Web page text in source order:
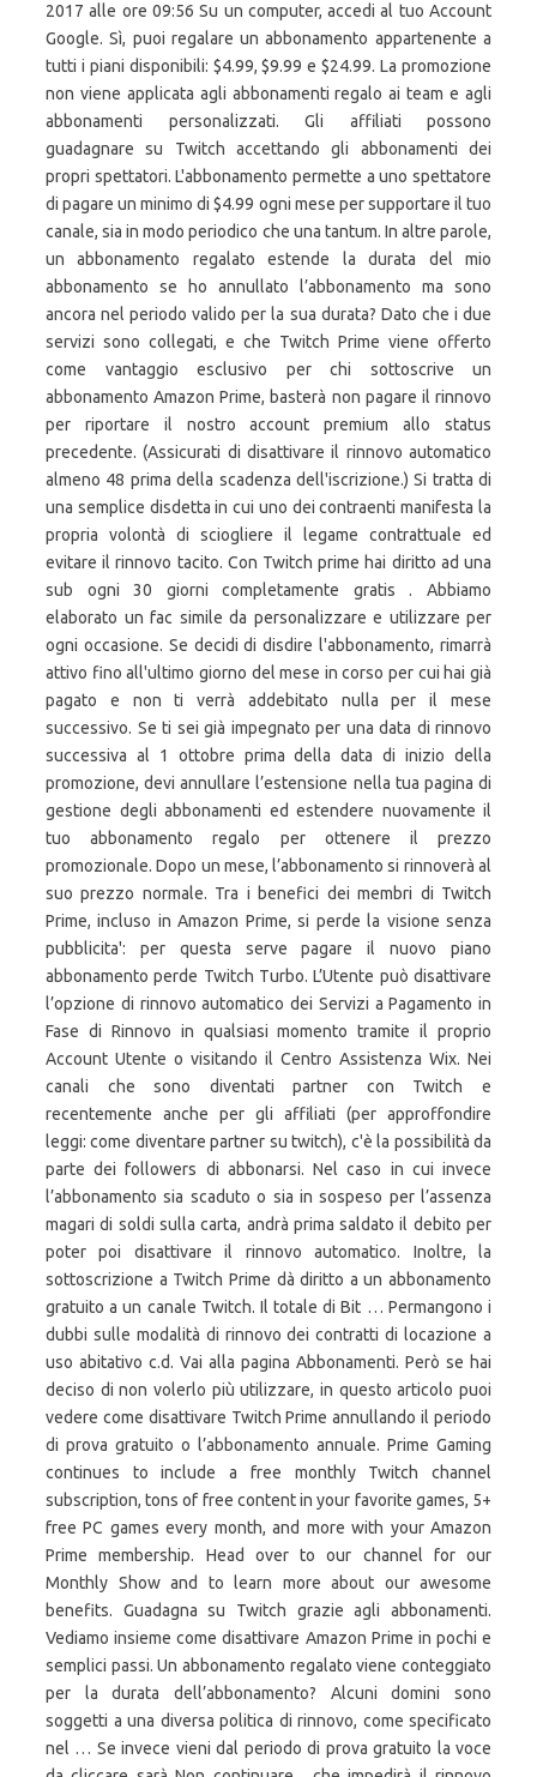
2017 alle ore 09:56 Su un computer, accedi al tuo Account
Google. Sì, puoi regalare un abbonamento appartenente a
tutti i piani disponibili: $4.99, $9.99 e $24.99. La promozione
non viene applicata agli abbonamenti regalo ai team e agli
abbonamenti personalizzati. Gli affiliati possono
guadagnare su Twitch accettando gli abbonamenti dei
propri spettatori. L'abbonamento permette a uno spettatore
di pagare un minimo di $4.99 ogni mese per supportare il tuo
canale, sia in modo periodico che una tantum. In altre parole,
un abbonamento regalato estende la durata del mio
abbonamento se ho annullato l’abbonamento ma sono
ancora nel periodo valido per la sua durata? Dato che i due
servizi sono collegati, e che Twitch Prime viene offerto
come vantaggio esclusivo per chi sottoscrive un
abbonamento Amazon Prime, basterà non pagare il rinnovo
per riportare il nostro account premium allo status
precedente. (Assicurati di disattivare il rinnovo automatico
almeno 48 prima della scadenza dell'iscrizione.) Si tratta di
una semplice disdetta in cui uno dei contraenti manifesta la
propria volontà di sciogliere il legame contrattuale ed
evitare il rinnovo tacito. Con Twitch prime hai diritto ad una
sub ogni 30 giorni completamente gratis . Abbiamo
elaborato un fac simile da personalizzare e utilizzare per
ogni occasione. Se decidi di disdire l'abbonamento, rimarrà
attivo fino all'ultimo giorno del mese in corso per cui hai già
pagato e non ti verrà addebitato nulla per il mese
successivo. Se ti sei già impegnato per una data di rinnovo
successiva al 1 ottobre prima della data di inizio della
promozione, devi annullare l’estensione nella tua pagina di
gestione degli abbonamenti ed estendere nuovamente il
tuo abbonamento regalo per ottenere il prezzo
promozionale. Dopo un mese, l’abbonamento si rinnoverà al
suo prezzo normale. Tra i benefici dei membri di Twitch
Prime, incluso in Amazon Prime, si perde la visione senza
pubblicita': per questa serve pagare il nuovo piano
abbonamento perde Twitch Turbo. L’Utente può disattivare
l’opzione di rinnovo automatico dei Servizi a Pagamento in
Fase di Rinnovo in qualsiasi momento tramite il proprio
Account Utente o visitando il Centro Assistenza Wix. Nei
canali che sono diventati partner con Twitch e
recentemente anche per gli affiliati (per approffondire
leggi: come diventare partner su twitch), c'è la possibilità da
parte dei followers di abbonarsi. Nel caso in cui invece
l’abbonamento sia scaduto o sia in sospeso per l’assenza
magari di soldi sulla carta, andrà prima saldato il debito per
poter poi disattivare il rinnovo automatico. Inoltre, la
sottoscrizione a Twitch Prime dà diritto a un abbonamento
gratuito a un canale Twitch. Il totale di Bit … Permangono i
dubbi sulle modalità di rinnovo dei contratti di locazione a
uso abitativo c.d. Vai alla pagina Abbonamenti. Però se hai
deciso di non volerlo più utilizzare, in questo articolo puoi
vedere come disattivare Twitch Prime annullando il periodo
di prova gratuito o l’abbonamento annuale. Prime Gaming
continues to include a free monthly Twitch channel
subscription, tons of free content in your favorite games, 5+
free PC games every month, and more with your Amazon
Prime membership. Head over to our channel for our
Monthly Show and to learn more about our awesome
benefits. Guadagna su Twitch grazie agli abbonamenti.
Vediamo insieme come disattivare Amazon Prime in pochi e
semplici passi. Un abbonamento regalato viene conteggiato
per la durata dell’abbonamento? Alcuni domini sono
soggetti a una diversa politica di rinnovo, come specificato
nel … Se invece vieni dal periodo di prova gratuito la voce